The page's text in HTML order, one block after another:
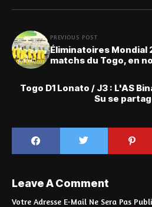
PREVIOUS POST
Éliminatoires Mondial
matchs du Togo, en
Togo D1 Lonato / J3 : L'AS
Su se
Leave A Comment
Votre Adresse E-Mail Ne Sera Pas